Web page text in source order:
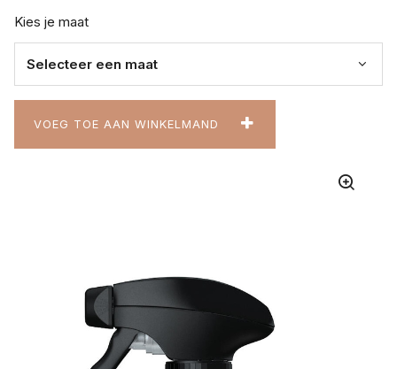
Kies je maat
VOEG TOE AAN WINKELMAND